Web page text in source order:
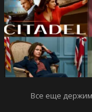
Все еще